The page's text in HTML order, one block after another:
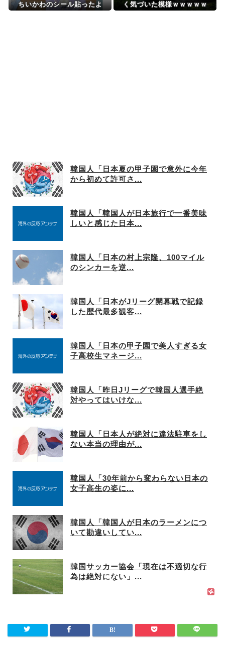
ちいかわのシール貼ったよ
く気づいた模様ｗｗｗｗｗ
韓国人「日本夏の甲子園で意外に今年
から初めて許可さ...
韓国人「韓国人が日本旅行で一番美味
しいと感じた日本...
韓国人「日本の村上宗隆、100マイル
のシンカーを逆...
韓国人「日本がJリーグ開幕戦で記録
した歴代最多観客...
韓国人「日本の甲子園で美人すぎる女
子高校生マネージ...
韓国人「昨日Jリーグで韓国人選手絶
対やってはいけな...
韓国人「日本人が絶対に違法駐車をし
ない本当の理由が...
韓国人「30年前から変わらない日本の
女子高生の姿に...
韓国人「韓国人が日本のラーメンにつ
いて勘違いしてい...
韓国サッカー協会「現在は不適切な行
為は絶対にない」...